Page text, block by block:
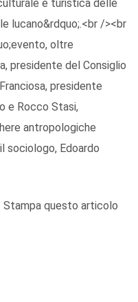
e turistica delle
lucano&rdquo;.<br /><br
oltre
presidente del Consiglio
presidente
e Rocco Stasi,
antropologiche
sociologo, Edoardo
Stampa questo articolo